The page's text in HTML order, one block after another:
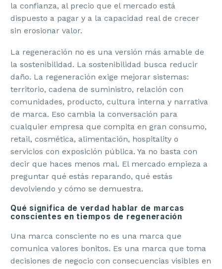
la confianza, al precio que el mercado está
dispuesto a pagar y a la capacidad real de crecer
sin erosionar valor.
La regeneración no es una versión más amable de
la sostenibilidad. La sostenibilidad busca reducir
daño. La regeneración exige mejorar sistemas:
territorio, cadena de suministro, relación con
comunidades, producto, cultura interna y narrativa
de marca. Eso cambia la conversación para
cualquier empresa que compita en gran consumo,
retail, cosmética, alimentación, hospitality o
servicios con exposición pública. Ya no basta con
decir que haces menos mal. El mercado empieza a
preguntar qué estás reparando, qué estás
devolviendo y cómo se demuestra.
Qué significa de verdad hablar de marcas
conscientes en tiempos de regeneración
Una marca consciente no es una marca que
comunica valores bonitos. Es una marca que toma
decisiones de negocio con consecuencias visibles en